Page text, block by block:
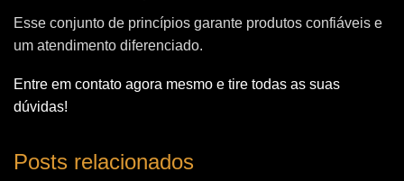
Esse conjunto de princípios garante produtos confiáveis e
um atendimento diferenciado.
Entre em contato agora mesmo e tire todas as suas
dúvidas!
Posts relacionados